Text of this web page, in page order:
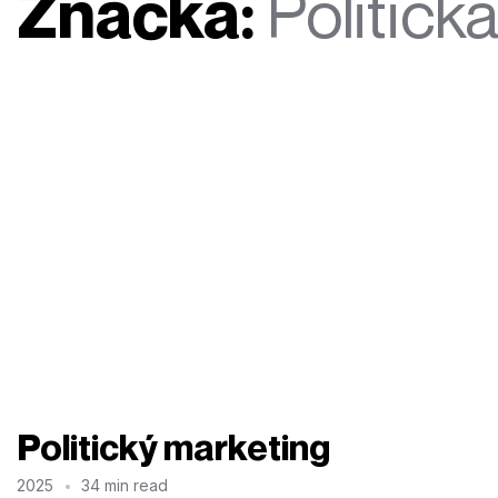
Politický marketing
2025 34 min read